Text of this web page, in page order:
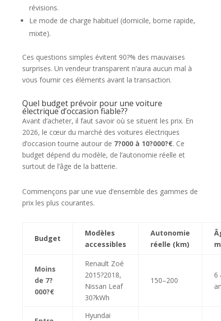
révisions.
Le mode de charge habituel (domicile, borne rapide,
mixte).
Ces questions simples évitent 90?% des mauvaises
surprises. Un vendeur transparent n’aura aucun mal à
vous fournir ces éléments avant la transaction.
Quel budget prévoir pour une voiture
électrique d’occasion fiable??
Avant d’acheter, il faut savoir où se situent les prix. En
2026, le cœur du marché des voitures électriques
d’occasion tourne autour de 7?000 à 10?000?€. Ce
budget dépend du modèle, de l’autonomie réelle et
surtout de l’âge de la batterie.
Commençons par une vue d’ensemble des gammes de
prix les plus courantes.
Budget
Modèles
accessibles
Autonomie
réelle (km)
Moins
de 7?
000?€
Renault Zoé
2015?2018,
Nissan Leaf
30?kWh
150–200
6
Hyundai